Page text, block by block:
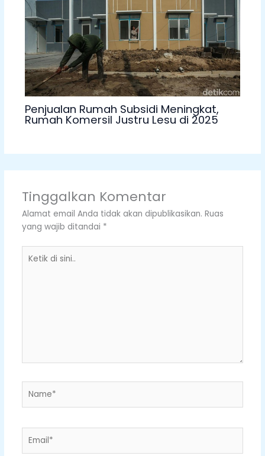
Penjualan Rumah Subsidi Meningkat,
Rumah Komersil Justru Lesu di 2025
Tinggalkan Komentar
Alamat email Anda tidak akan dipublikasikan. Ruas
yang wajib ditandai *